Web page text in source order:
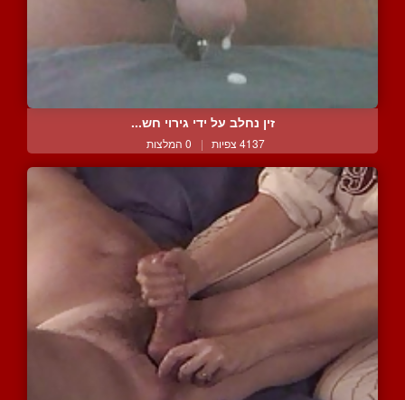
זין נחלב על ידי גירוי חש...
4137 צפיות | 0 המלצות